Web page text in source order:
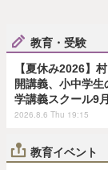
教育・受験
【夏休み2026】
開講義、小中学生
学講義スクール9
2026.8.6 Thu 19:15
教育イベント